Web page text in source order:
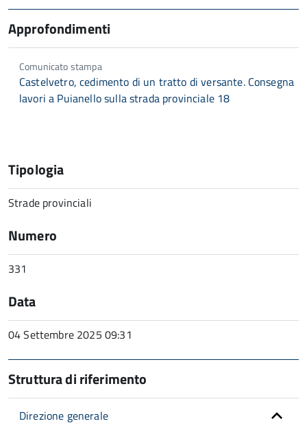
Approfondimenti
Comunicato stampa
Castelvetro, cedimento di un tratto di versante. Consegna
lavori a Puianello sulla strada provinciale 18
Tipologia
Strade provinciali
Numero
331
Data
04 Settembre 2025 09:31
Struttura di riferimento
Direzione generale